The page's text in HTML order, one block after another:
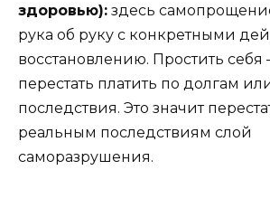
здоровью): здесь
рука об руку с конкретными
восстановлению. Простить себя
перестать платить по долгам
последствия. Это значит
реальным последствиям слой
саморазрушения.